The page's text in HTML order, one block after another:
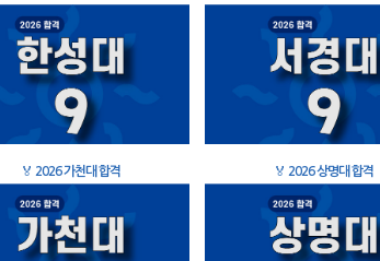
🏅 2026 가천대 합격 🏅 2026 상명대 합격